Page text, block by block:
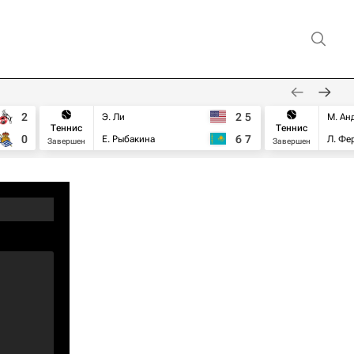
2
0
Теннис
Завершен
Э. Ли
Е. Рыбакина
2 5
6 7
Теннис
Завершен
М.
Л.